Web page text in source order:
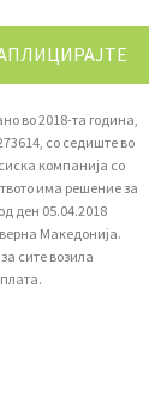
во 2018-та година,
со седиште во
компанија со
има решение за
ден 05.04.2018
Македонија.
сите возила